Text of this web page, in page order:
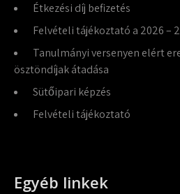
Étkezési díj befizetés
Felvételi tájékoztató a 2026 –
Tanulmányi versenyen elért
ösztöndíjak átadása
Sütőipari képzés
Felvételi tájékoztató
Egyéb linkek